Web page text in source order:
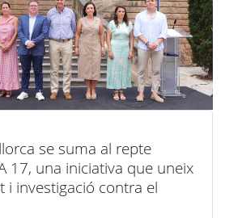
se suma al repte
17, una iniciativa que uneix
i investigació contra el